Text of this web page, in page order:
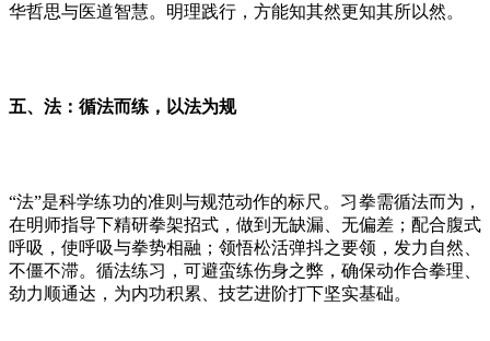
华哲思与医道智慧。明理践行，方能知其然更知其所以然。
五、法：循法而练，以法为规
“法”是科学练功的准则与规范动作的标尺。习拳需循法而为，
在明师指导下精研拳架招式，做到无缺漏、无偏差；配合腹式
呼吸，使呼吸与拳势相融；领悟松活弹抖之要领，发力自然、
不僵不滞。循法练习，可避蛮练伤身之弊，确保动作合拳理、
劲力顺通达，为内功积累、技艺进阶打下坚实基础。